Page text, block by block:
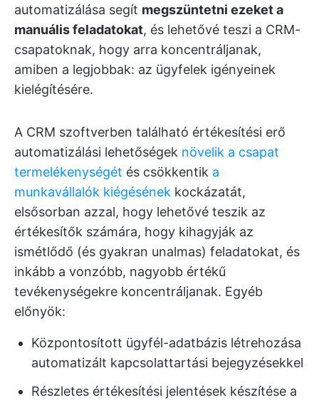
automatizálása segít megszüntetni ezeket a
manuális feladatokat, és lehetővé teszi a CRM-
csapatoknak, hogy arra koncentráljanak,
amiben a legjobbak: az ügyfelek igényeinek
kielégítésére.
A CRM szoftverben található értékesítési erő
automatizálási lehetőségek növelik a csapat
termelékenységét és csökkentik a
munkavállalók kiégésének kockázatát,
elsősorban azzal, hogy lehetővé teszik az
értékesítők számára, hogy kihagyják az
ismétlődő (és gyakran unalmas) feladatokat, és
inkább a vonzóbb, nagyobb értékű
tevékenységekre koncentráljanak. Egyéb
előnyök:
Központosított ügyfél-adatbázis létrehozása
automatizált kapcsolattartási bejegyzésekkel
Részletes értékesítési jelentések készítése a